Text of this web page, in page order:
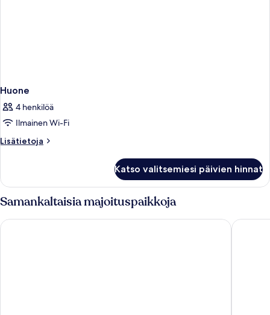
Huone
4 henkilöä
Ilmainen Wi-Fi
Lisätietoja
Lisätietoja
Katso valitsemiesi päivien hinnat
Samankaltaisia majoituspaikkoja
Enotel Magnólia Muthu